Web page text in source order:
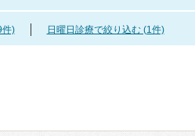
件) 日曜日診療で絞り込む (1件)